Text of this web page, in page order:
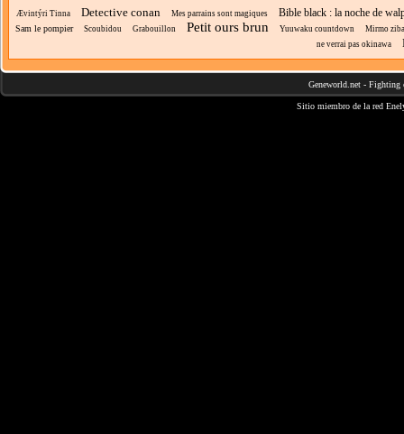
Ævintýri Tinna Detective conan Mes parrains sont magiques Bible black : la noche de
Sam le pompier Scoubidou Grabouillon Petit ours brun Yuuwaku countdown
Mirmo
ne verrai pas okinawa
Geneworld.net - Fighting
Sitio miembro de la red